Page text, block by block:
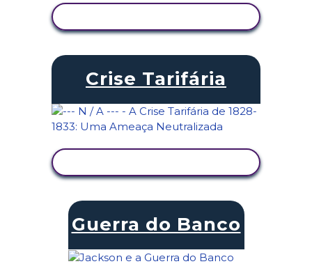
Crise Tarifária
Guerra do Banco